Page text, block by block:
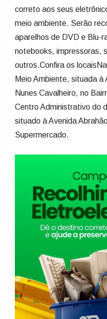
correto aos seus
meio ambiente. Serão
aparelhos de DVD e Blu-
notebooks, impressoras,
outros.Confira os
Meio Ambiente, situada à
Nunes Cavalheiro, no
Centro Administrativo do
situado à Avenida
Supermercado.